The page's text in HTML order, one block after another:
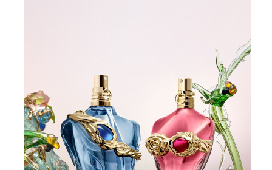
EHINGER SCHWARZ 1876
Jean Paul Gaultier
Lindt & Sprüngli
Nägele & Strubell